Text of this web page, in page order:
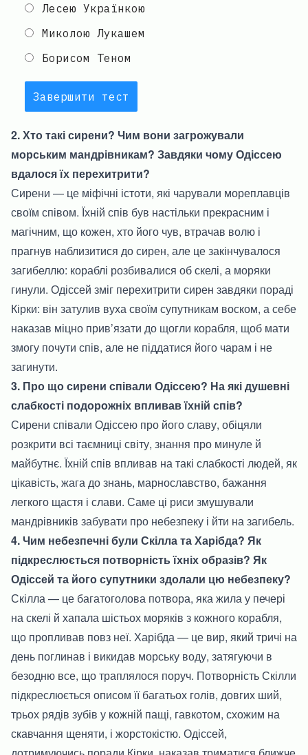
Лесею Українкою
Миколою Лукашем
Борисом Теном
Завершити тест
2. Хто такі сирени? Чим вони загрожували
морським мандрівникам? Завдяки чому Одіссею
вдалося їх перехитрити?
Сирени — це міфічні істоти, які чарували мореплавців
своїм співом. Їхній спів був настільки прекрасним і
магічним, що кожен, хто його чув, втрачав волю і
прагнув наблизитися до сирен, але це закінчувалося
загибеллю: кораблі розбивалися об скелі, а моряки
гинули. Одіссей зміг перехитрити сирен завдяки пораді
Кірки: він затулив вуха своїм супутникам воском, а себе
наказав міцно прив’язати до щогли корабля, щоб мати
змогу почути спів, але не піддатися його чарам і не
загинути.
3. Про що сирени співали Одіссею? На які душевні
слабкості подорожніх впливав їхній спів?
Сирени співали Одіссею про його славу, обіцяли
розкрити всі таємниці світу, знання про минуле й
майбутнє. Їхній спів впливав на такі слабкості людей, як
цікавість, жага до знань, марнославство, бажання
легкого щастя і слави. Саме ці риси змушували
мандрівників забувати про небезпеку і йти на загибель.
4. Чим небезпечні були Скілла та Харібда? Як
підкреслюється потворність їхніх образів? Як
Одіссей та його супутники здолали цю небезпеку?
Скілла — це багатоголова потвора, яка жила у печері
на скелі й хапала шістьох моряків з кожного корабля,
що пропливав повз неї. Харібда — це вир, який тричі на
день поглинав і викидав морську воду, затягуючи в
безодню все, що траплялося поруч. Потворність Скілли
підкреслюється описом її багатьох голів, довгих ший,
трьох рядів зубів у кожній пащі, гавкотом, схожим на
скавчання щеняти, і жорстокістю. Одіссей,